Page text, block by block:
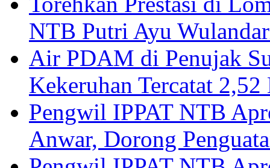
NTB Putri Ayu
Air PDAM di Penujak
Kekeruhan Tercatat
Pengwil IPPAT NTB
Anwar, Dorong